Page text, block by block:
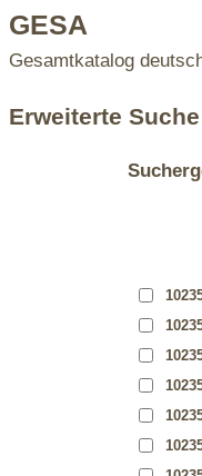
GESA
Gesamtkatalog
Erweiterte Suche